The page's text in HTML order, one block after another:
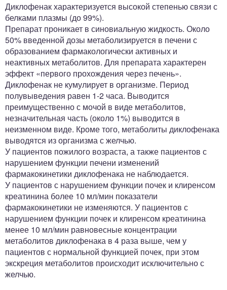
Диклофенак характеризуется высокой степенью связи с
белками плазмы (до 99%).
Препарат проникает в синовиальную жидкость. Около
50% введенной дозы метаболизируется в печени с
образованием фармакологически активных и
неактивных метаболитов. Для препарата характерен
эффект «первого прохождения через печень».
Диклофенак не кумулирует в организме. Период
полувыведения равен 1-2 часа. Выводится
преимущественно с мочой в виде метаболитов,
незначительная часть (около 1%) выводится в
неизменном виде. Кроме того, метаболиты диклофенака
выводятся из организма с желчью.
У пациентов пожилого возраста, а также пациентов с
нарушением функции печени изменений
фармакокинетики диклофенака не наблюдается.
У пациентов с нарушением функции почек и клиренсом
креатинина более 10 мл/мин показатели
фармакокинетики не изменяются. У пациентов с
нарушением функции почек и клиренсом креатинина
менее 10 мл/мин равновесные концентрации
метаболитов диклофенака в 4 раза выше, чем у
пациентов с нормальной функцией почек, при этом
экскреция метаболитов происходит исключительно с
желчью.